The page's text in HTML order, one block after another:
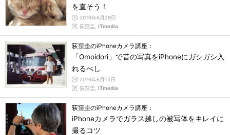
を直そう！
2016年6月29日
荻窪圭, ITmedia
荻窪圭のiPhoneカメラ講座：
「Omoidori」で昔の写真をiPhoneにガシガシ入
れるべし
2016年6月15日
荻窪圭, ITmedia
荻窪圭のiPhoneカメラ講座：
iPhoneカメラでガラス越しの被写体をキレイに
撮るコツ